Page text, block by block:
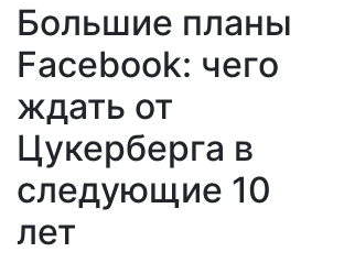
Большие планы
Facebook: чего
ждать от
Цукерберга в
следующие 10
лет